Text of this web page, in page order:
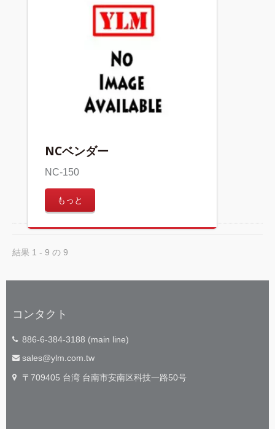
NCベンダー
NC-150
もっと
結果 1 - 9 の 9
コンタクト
886-6-384-3188 (main line)
sales@ylm.com.tw
〒709405 台湾 台南市安南区科技一路50号